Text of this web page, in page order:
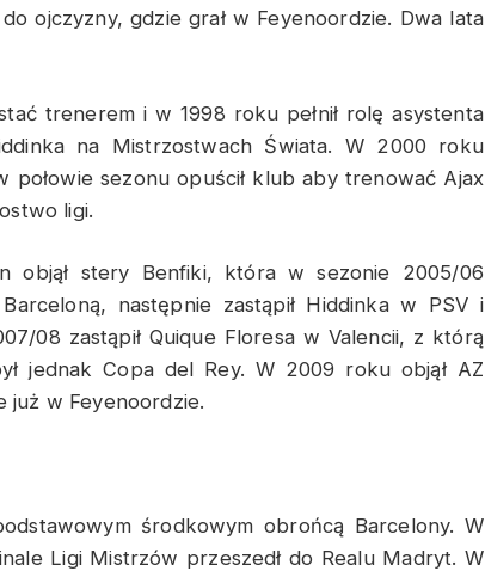
ojczyzny, gdzie grał w Feyenoordzie. Dwa lata
trenerem i w 1998 roku pełnił rolę asystenta
na Mistrzostwach Świata. W 2000 roku
sezonu opuścił klub aby trenować Ajax
ligi.
objął stery Benfiki, która w sezonie 2005/06
następnie zastąpił Hiddinka w PSV i
08 zastąpił Quique Floresa w Valencii, z którą
jednak Copa del Rey. W 2009 roku objął AZ
już w Feyenoordzie.
środkowym obrońcą Barcelony. W
Ligi Mistrzów przeszedł do Realu Madryt. W